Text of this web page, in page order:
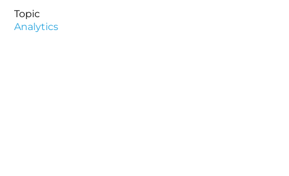
Topic
Analytics